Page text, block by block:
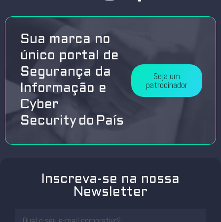
Sua marca no
único portal de
Segurança da
Informação e
Cyber
Security do País
Seja um
patrocinador
Inscreva-se na nossa
Newsletter